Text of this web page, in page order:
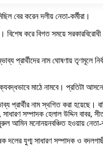
বের করেন দলীয় নেতা-কর্মীরা।
বিশেষ করে বিগত সময়ে
নাম ঘোষণায় তৃণমূলে
মাঠে নামবে। প্রতিটা আসনে
প্রার্থীর নাম স্থগিত করা
সম্পাদক হেলাল উদ্দিন বাবর,
মনোনয়নবঞ্চিত হওয়ায়
যুগ্ম সাধারণ সম্পাদক ও